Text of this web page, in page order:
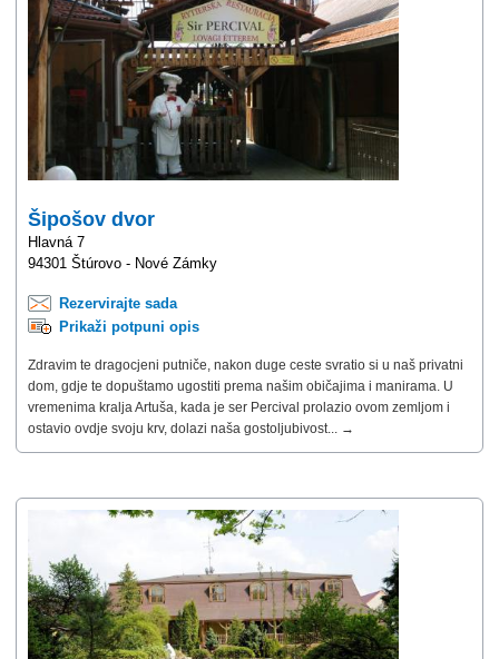
Šipošov dvor
Hlavná 7
94301 Štúrovo - Nové Zámky
Rezervirajte sada
Prikaži potpuni opis
Zdravim te dragocjeni putniče, nakon duge ceste svratio si u naš privatni
dom, gdje te dopuštamo ugostiti prema našim običajima i manirama. U
vremenima kralja Artuša, kada je ser Percival prolazio ovom zemljom i
ostavio ovdje svoju krv, dolazi naša gostoljubivost... →